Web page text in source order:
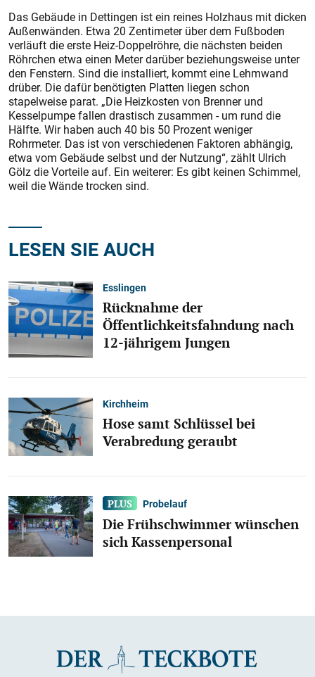
Das Gebäude in Dettingen ist ein reines Holzhaus mit dicken
Außenwänden. Etwa 20 Zentimeter über dem Fußboden
verläuft die erste Heiz-Doppelröhre, die nächsten beiden
Röhrchen etwa einen Meter darüber beziehungsweise unter
den Fenstern. Sind die installiert, kommt eine Lehmwand
drüber. Die dafür benötigten Platten liegen schon
stapelweise parat. „Die Heizkosten von Brenner und
Kesselpumpe fallen drastisch zusammen - um rund die
Hälfte. Wir haben auch 40 bis 50 Prozent weniger
Rohrmeter. Das ist von verschiedenen Faktoren abhängig,
etwa vom Gebäude selbst und der Nutzung“, zählt Ulrich
Gölz die Vorteile auf. Ein weiterer: Es gibt keinen Schimmel,
weil die Wände trocken sind.
LESEN SIE AUCH
Esslingen
Rücknahme der
Öffentlichkeitsfahndung nach
12-jährigem Jungen
Kirchheim
Hose samt Schlüssel bei
Verabredung geraubt
Probelauf
Die Frühschwimmer wünschen
sich Kassenpersonal